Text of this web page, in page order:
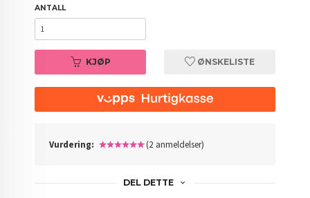
ANTALL
KJØP ØNSKELISTE
Vurdering: (2 anmeldelser)
DEL DETTE